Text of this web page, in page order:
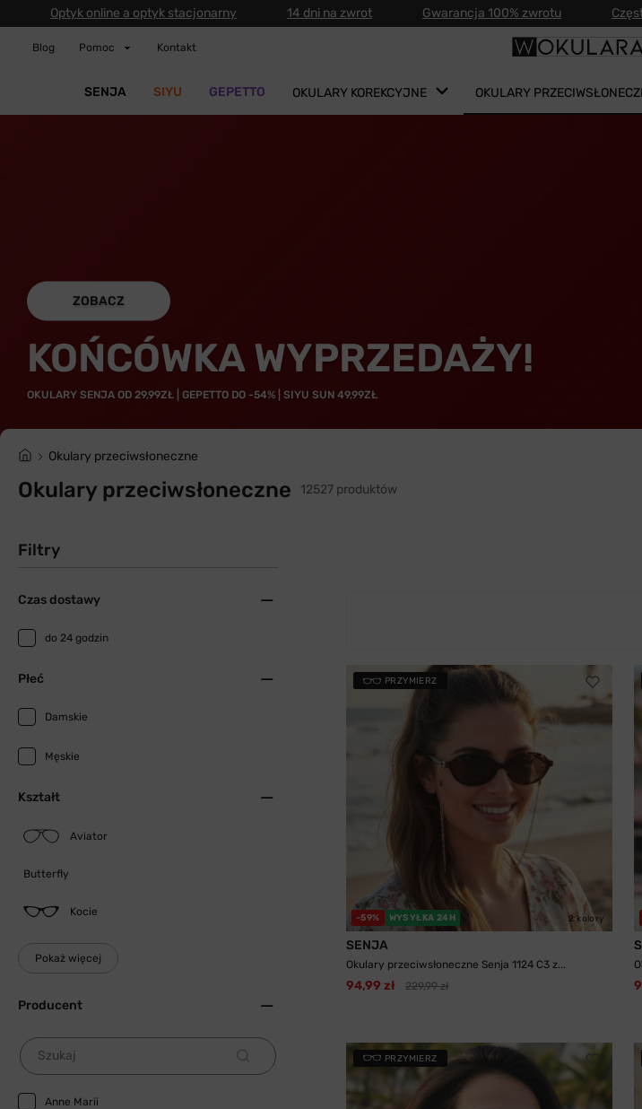
Optyk online a optyk stacjonarny 14 dni na zwrot Gwarancja 100% zwrotu
Blog Pomoc Kontakt
SENJA SIYU GEPETTO OKULARY KOREKCYJNE OKULARY
ZOBACZ
KOŃCÓWKA WYPRZEDAŻY!
OKULARY SENJA OD 29,99ZŁ | GEPETTO DO -54% | SIYU SUN 49,99ZŁ
Okulary przeciwsłoneczne
Okulary przeciwsłoneczne 12527 produktów
Filtry
Czas dostawy
do 24 godzin
Płeć
Damskie
Męskie
Kształt
Aviator
Butterfly
Kocie
Pokaż więcej
Producent
Szukaj
Anne Marii
PRZYMIERZ
-59% WYSYŁKA 24H 2 kolory
SENJA
Okulary przeciwsłoneczne Senja 1124 C3 z...
94,99 zł 229,99 zł
PRZYMIERZ